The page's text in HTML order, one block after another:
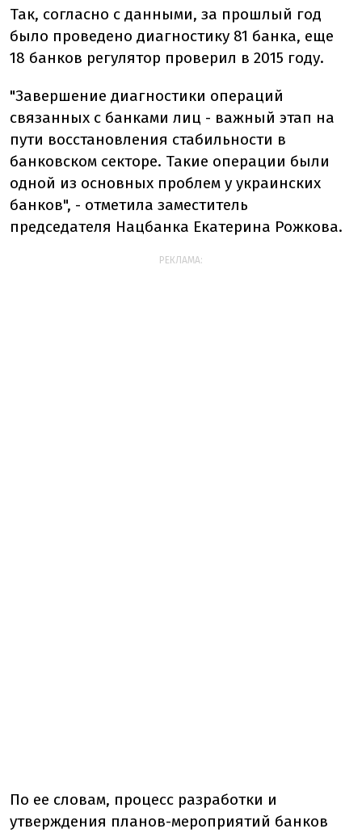
Так, согласно с данными, за прошлый год
было проведено диагностику 81 банка, еще
18 банков регулятор проверил в 2015 году.
"Завершение диагностики операций
связанных с банками лиц - важный этап на
пути восстановления стабильности в
банковском секторе. Такие операции были
одной из основных проблем у украинских
банков", - отметила заместитель
председателя Нацбанка Екатерина Рожкова.
РЕКЛАМА:
По ее словам, процесс разработки и
утверждения планов-мероприятий банков